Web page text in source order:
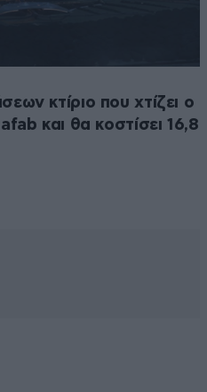
κτίριο που χτίζει ο
και θα κοστίσει 16,8